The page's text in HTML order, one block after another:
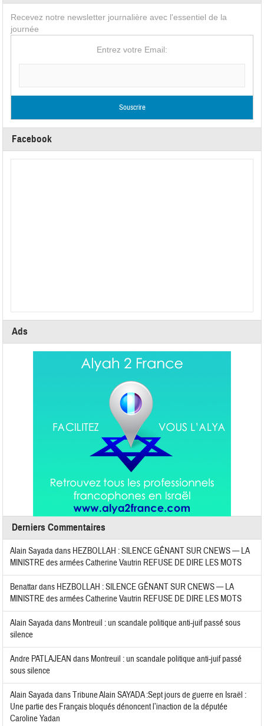
Recevez notre newsletter journalière avec l'essentiel de la
journée
Entrez votre Email:
Facebook
Ads
Derniers Commentaires
Alain Sayadadans HEZBOLLAH : SILENCE GÊNANT SUR CNEWS — LA
MINISTRE des armées Catherine Vautrin REFUSE DE DIRE LES MOTS
Benattardans HEZBOLLAH : SILENCE GÊNANT SUR CNEWS — LA
MINISTRE des armées Catherine Vautrin REFUSE DE DIRE LES MOTS
Alain Sayadadans Montreuil : un scandale politique anti-juif passé sous
silence
Andre PATLAJEAN dans Montreuil : un scandale politique anti-juif passé
sous silence
Alain SayadadansTribune Alain SAYADA :Sept jours de guerre en Israël :
Une partie des Français bloqués dénoncent l’inaction de la députée
Caroline Yadan